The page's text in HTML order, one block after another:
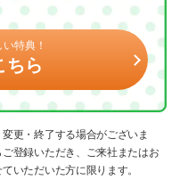
特典！
ちら
更・終了する場合がございま
登録いただき、ご来社またはお
いただいた方に限ります。